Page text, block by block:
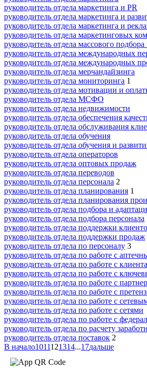
руководитель отдела маркетинга и PR
руководитель отдела маркетинга и
руководитель отдела маркетинга и
руководитель отдела маркетинговых
руководитель отдела массового подбора
руководитель отдела международных
руководитель отдела международных
руководитель отдела мерчандайзинга
руководитель отдела мониторинга 1
руководитель отдела мотивации и
руководитель отдела МСФО
руководитель отдела недвижимости
руководитель отдела обеспечения
руководитель отдела обслуживания
руководитель отдела обучения
руководитель отдела обучения и
руководитель отдела операторов
руководитель отдела оптовых продаж
руководитель отдела переводов
руководитель отдела персонала 2
руководитель отдела планирования 1
руководитель отдела планирования
руководитель отдела подбора и
руководитель отдела подбора персонала
руководитель отдела поддержки
руководитель отдела поддержки продаж
руководитель отдела по персоналу 3
руководитель отдела по работе с
руководитель отдела по работе с
руководитель отдела по работе с
руководитель отдела по работе с
руководитель отдела по работе с
руководитель отдела по работе с
руководитель отдела по работе с сетями
руководитель отдела по работе с
руководитель отдела по расчету
руководитель отдела поставок 2
В начало1011121314...17дальше